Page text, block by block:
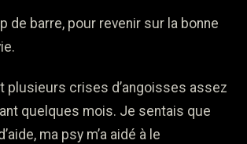
de barre, pour revenir sur la bonne
plusieurs crises d’angoisses assez
quelques mois. Je sentais que
ma psy m’a aidé à le